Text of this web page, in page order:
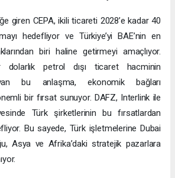
giren CEPA, ikili ticareti 2028’e kadar 40
hedefliyor ve Türkiye’yi BAE’nin en
biri haline getirmeyi amaçlıyor.
dolarlık petrol dışı ticaret hacminin
bu anlaşma, ekonomik bağları
bir fırsat sunuyor. DAFZ, Interlink ile
Türk şirketlerinin bu fırsatlardan
Bu sayede, Türk işletmelerine Dubai
Asya ve Afrika’daki stratejik pazarlara